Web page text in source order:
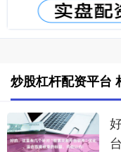
炒股杠杆配资平台